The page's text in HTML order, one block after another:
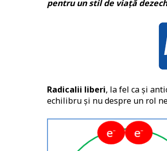
pentru un stil de viață
Radicalii liberi, la fel ca și
echilibru și nu despre un rol